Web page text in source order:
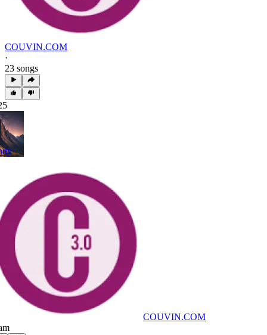
COUVIN.COM
·
23 songs
COUVIN.COM